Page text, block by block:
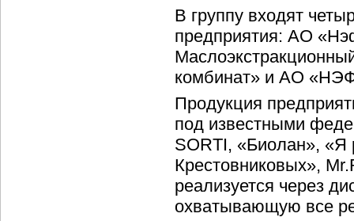
В группу входят
предприятия: АО
комбинат» и АО
Продукция
под известными
SORTI, «Биолан», «Я
Крестовниковых»,
реализуется через
охватывающую все